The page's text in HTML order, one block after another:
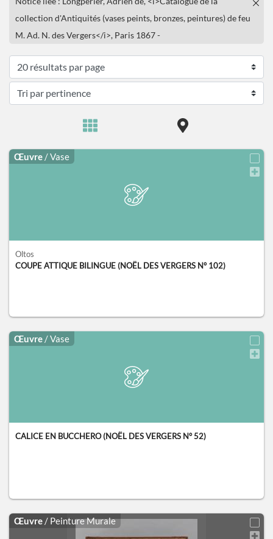
collection d'Antiquités (vases peints, bronzes, peintures) de feu
M. Ad. N. des Vergers</i>, Paris 1867 -
Œuvre / Vase
Oltos
COUPE ATTIQUE BILINGUE (NOËL DES VERGERS N° 102)
Œuvre / Vase
CALICE EN BUCCHERO (NOËL DES VERGERS N° 52)
Œuvre / Peinture Murale